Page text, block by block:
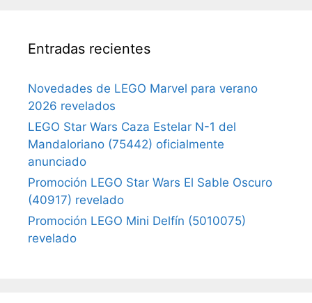
Entradas recientes
Novedades de LEGO Marvel para verano
2026 revelados
LEGO Star Wars Caza Estelar N-1 del
Mandaloriano (75442) oficialmente
anunciado
Promoción LEGO Star Wars El Sable Oscuro
(40917) revelado
Promoción LEGO Mini Delfín (5010075)
revelado